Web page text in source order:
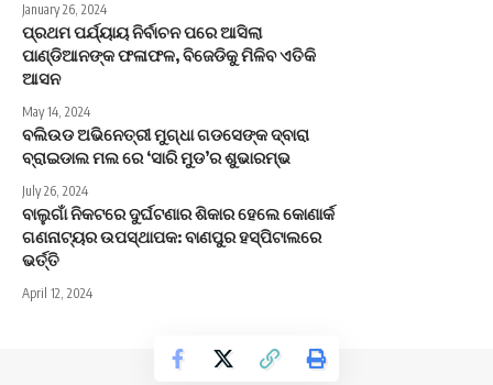
January 26, 2024
ପ୍ରଥମ ପର୍ଯ୍ୟାୟ ନିର୍ବାଚନ ପରେ ଆସିଲା
ପାଣ୍ଡିଆନଙ୍କ ଫଳାଫଳ, ବିଜେଡିକୁ ମିଳିବ ଏତିକି
ଆସନ
May 14, 2024
ବଲିଉଡ ଅଭିନେତ୍ରୀ ମୁଗ୍ଧା ଗଡସେଙ୍କ ଦ୍ବାରା
ବ୍ରାଇଡାଲ ମଲ ରେ ‘ସାରି ମୁଡ’ର ଶୁଭାରମ୍ଭ
July 26, 2024
ବାଲୁଗାଁ ନିକଟରେ ଦୁର୍ଘଟଣାର ଶିକାର ହେଲେ କୋଣାର୍କ
ଗଣନାଟ୍ୟର ଉପସ୍ଥାପକ: ବାଣପୁର ହସ୍ପିଟାଲରେ
ଭର୍ତ୍ତି
April 12, 2024